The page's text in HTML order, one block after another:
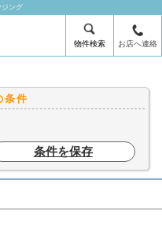
ジング
物件検索 お店へ連絡
条件
条件を保存